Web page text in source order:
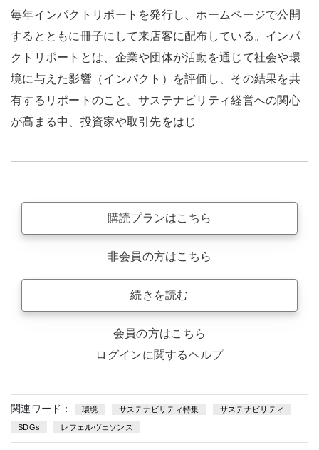
毎年インパクトリポートを発行し、ホームページで公開
するとともに冊子にして来店客に配布している。インパ
クトリポートとは、企業や団体が活動を通じて社会や環
境に与えた影響（インパクト）を評価し、その結果を共
有するリポートのこと。サステナビリティ経営への関心
が高まる中、投資家や取引先をはじ
購読プランはこちら
非会員の方はこちら
続きを読む
会員の方はこちら
ログインに関するヘルプ
関連ワード： 環境 サステナビリティ特集 サステナビリティ
SDGs レフェルヴェソンス